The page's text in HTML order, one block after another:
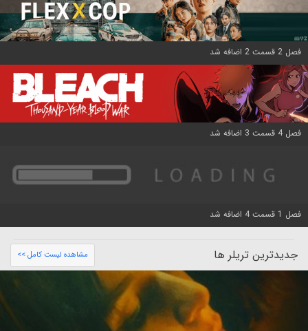
فصل 2 قسمت 2 اضافه شد
فصل 4 قسمت 3 اضافه شد
فصل 1 قسمت 4 اضافه شد
جدیدترین تریلر ها مشاهده لیست کامل >>